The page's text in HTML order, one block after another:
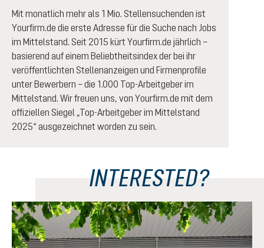
Mit monatlich mehr als 1 Mio. Stellensuchenden ist
Yourfirm.de die erste Adresse für die Suche nach Jobs
im Mittelstand. Seit 2015 kürt Yourfirm.de jährlich –
basierend auf einem Beliebtheitsindex der bei ihr
veröffentlichten Stellenanzeigen und Firmenprofile
unter Bewerbern – die 1.000 Top-Arbeitgeber im
Mittelstand. Wir freuen uns, von Yourfirm.de mit dem
offiziellen Siegel „Top-Arbeitgeber im Mittelstand
2025“ ausgezeichnet worden zu sein.
INTERESTED?